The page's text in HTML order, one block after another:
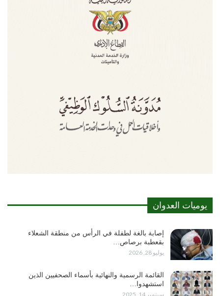
يوميات العدوان
إصابة بالغة لطفلة في الرأس من منطقة الشعلاء
بقعطبة برصاص…
يوليو 28, 2026
القائمة الرسمية والنهائية بأسماء الصحفيين الذين
استشهدوا…
سبتمبر 14, 2025